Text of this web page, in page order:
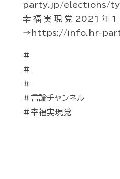
party.jp/elections/
幸福実現党2021年1
→https://info.hr-
#
#
#
#言論チャンネル
#幸福実現党